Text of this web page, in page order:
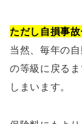
ただし自損事
当然、毎年の
の等級に戻る
しまいます。